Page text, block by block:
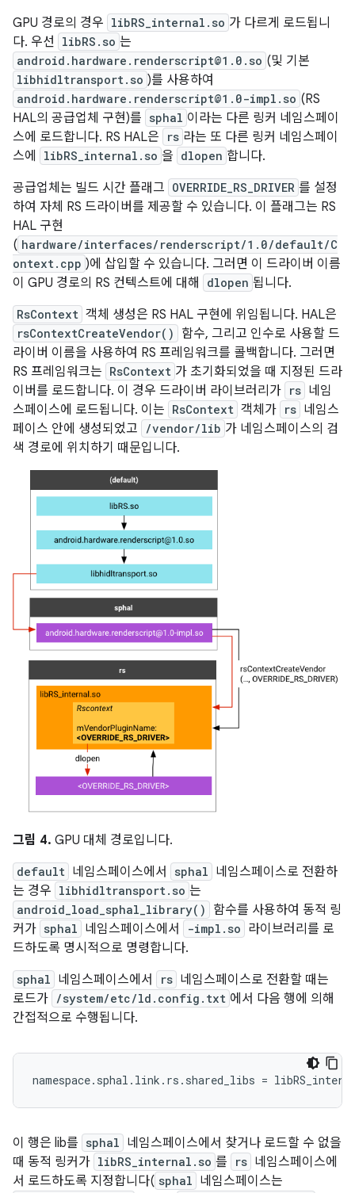
GPU 경로의 경우 libRS_internal.so 가 다르게 로드됩니
다. 우선 libRS.so 는
android.hardware.renderscript@1.0.so (및 기본
libhidltransport.so )를 사용하여
android.hardware.renderscript@1.0-impl.so (RS
HAL의 공급업체 구현)를 sphal 이라는 다른 링커 네임스페이
스에 로드합니다. RS HAL은
rs 라는 또 다른 링커 네임스페이
스에
libRS_internal.so 을 dlopen 합니다.
공급업체는 빌드 시간 플래그 OVERRIDE_RS_DRIVER 를 설정
하여 자체 RS 드라이버를 제공할 수 있습니다. 이 플래그는 RS
HAL 구현
( hardware/interfaces/renderscript/1.0/default/C
ontext.cpp )에 삽입할 수 있습니다. 그러면 이 드라이버 이름
이 GPU 경로의 RS 컨텍스트에 대해
dlopen 됩니다.
RsContext 객체 생성은 RS HAL 구현에 위임됩니다. HAL은
rsContextCreateVendor()
함수, 그리고 인수로 사용할 드
라이버 이름을 사용하여 RS 프레임워크를 콜백합니다. 그러면
RS 프레임워크는 RsContext 가 초기화되었을 때 지정된 드라
이버를 로드합니다. 이 경우 드라이버 라이브러리가 rs 네임
스페이스에 로드됩니다. 이는 RsContext 객체가 rs 네임스
페이스 안에 생성되었고
/vendor/lib 가 네임스페이스의 검
색 경로에 위치하기 때문입니다.
그림 4. GPU 대체 경로입니다.
default 네임스페이스에서 sphal 네임스페이스로 전환하
는 경우 libhidltransport.so 는
android_load_sphal_library()
함수를 사용하여 동적 링
커가 sphal 네임스페이스에서 -impl.so 라이브러리를 로
드하도록 명시적으로 명령합니다.
sphal 네임스페이스에서 rs 네임스페이스로 전환할 때는
로드가 /system/etc/ld.config.txt 에서 다음 행에 의해
간접적으로 수행됩니다.
namespace.sphal.link.rs.shared_libs =
이 행은 lib를 sphal 네임스페이스에서 찾거나 로드할 수 없을
때 동적 링커가 libRS_internal.so 를 rs 네임스페이스에
서 로드하도록 지정합니다( sphal 네임스페이스는